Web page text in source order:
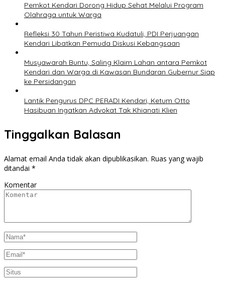
Pemkot Kendari Dorong Hidup Sehat Melalui Program
Olahraga untuk Warga
Refleksi 30 Tahun Peristiwa Kudatuli, PDI Perjuangan
Kendari Libatkan Pemuda Diskusi Kebangsaan
Musyawarah Buntu, Saling Klaim Lahan antara Pemkot
Kendari dan Warga di Kawasan Bundaran Gubernur Siap
ke Persidangan
Lantik Pengurus DPC PERADI Kendari, Ketum Otto
Hasibuan Ingatkan Advokat Tak Khianati Klien
Tinggalkan Balasan
Alamat email Anda tidak akan dipublikasikan. Ruas yang wajib
ditandai *
Komentar